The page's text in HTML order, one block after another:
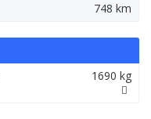
748 km
1690 kg